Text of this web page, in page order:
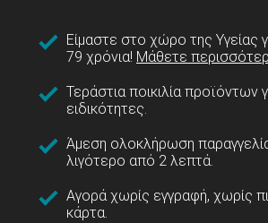
Είμαστε στο χώρο της Υγείας
79 χρόνια! Μάθετε
Τεράστια ποικιλία προϊόντων
ειδικότητες.
Άμεση ολοκλήρωση
λιγότερο από 2 λεπτά.
Αγορά χωρίς εγγραφή, χωρίς
κάρτα.